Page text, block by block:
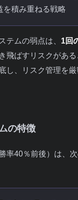
を積み重ねる戦略
テムの弱点は、 1回
飛ばすリスクがあ
し、リスク管理を
の特徴
勝率40％前後）は、